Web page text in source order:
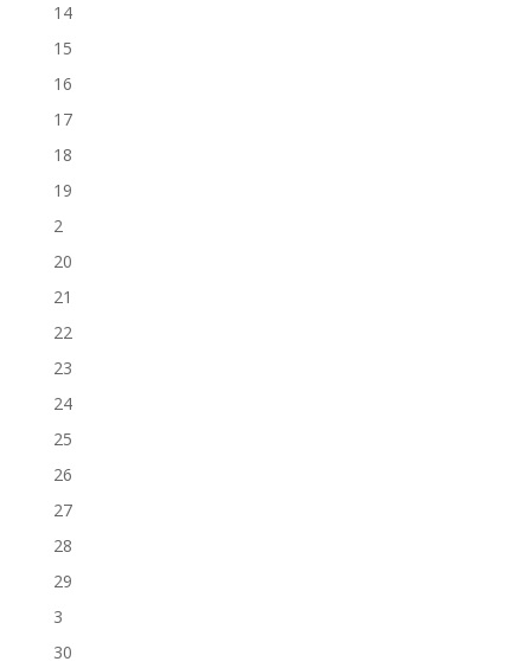
14
15
16
17
18
19
2
20
21
22
23
24
25
26
27
28
29
3
30